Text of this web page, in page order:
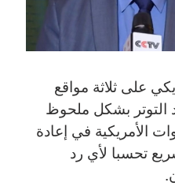
على ثلاثة مواقع
التوتر بشكل ملحوظ
الأمريكية في إعادة
تحسبا لأي رد